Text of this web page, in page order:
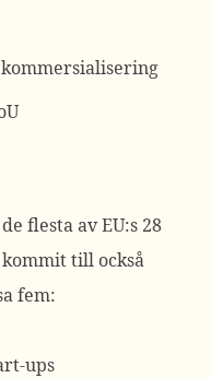
flesta av EU:s 28
till också
fem:
ups